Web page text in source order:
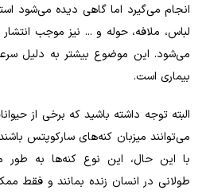
انجام می‌گیرد اما گاهی دیده می‌شود
لباس، ملافه، حوله و ... نیز موجب
می‌شود. این موضوع بیشتر به دلیل
بیماری است.
البته توجه داشته باشید که برخی از
می‌توانند میزبان کنه‌های سارکوپتس
با این حال، این نوع کنه‌ها به طور
طولانی در انسان زنده بمانند و فقط